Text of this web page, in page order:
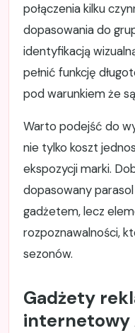
połączenia kilku
dopasowania do
identyfikacją
pełnić funkcję
pod warunkiem że
Warto podejść do
nie tylko koszt
ekspozycji marki.
dopasowany
gadżetem, lecz
rozpoznawalności,
sezonów.
Gadżety
internetowy